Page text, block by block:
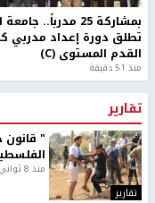
بمشاركة 25 مدرباً..
تطلق دورة إعداد مدربي
القدم المستوى (C)
منذ 51 دقيقة
تقارير
تقارير
"
منذ 8 ثواني